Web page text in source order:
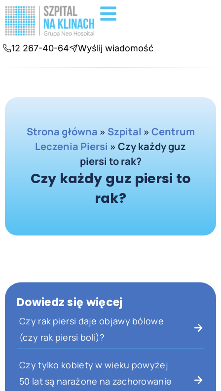
12 267-40-64 Wyślij wiadomość
Strona główna » Szpital » Centrum
Leczenia Piersi » Czy każdy guz
piersi to rak?
Czy każdy guz piersi to
rak?
Dowiedz się więcej
Czy rak piersi daje objawy bólowe
(czy rak piersi boli)?
Czy tylko kobiety w wieku powyżej
50 lat są narażone na zachorowanie